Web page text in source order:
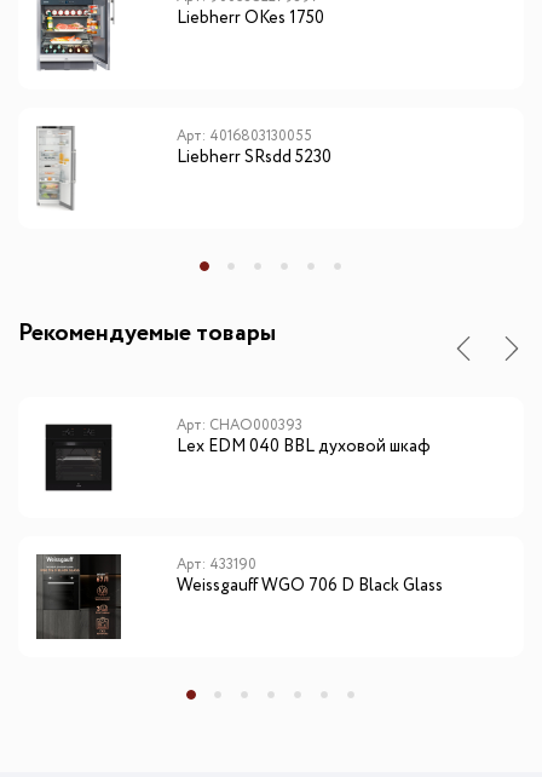
Liebherr OKes 1750
Арт: 4016803130055
Liebherr SRsdd 5230
Рекомендуемые товары
Арт: CHAO000393
Lex EDM 040 BBL духовой шкаф
Арт: 433190
Weissgauff WGO 706 D Black Glass